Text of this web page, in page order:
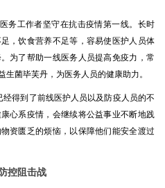
工作者坚守在抗击疫情第一线。长时
，饮食营养不足等，容易使医护人员体
为了帮助一线医务人员提高免疫力，常
菌毕芙丹，为医务人员的健康助力。
得到了前线医护人员以及防疫人员的不
心系疫情，会继续将公益事业不断地践
资匮乏的烦恼，以保障他们能安全渡过
控阻击战